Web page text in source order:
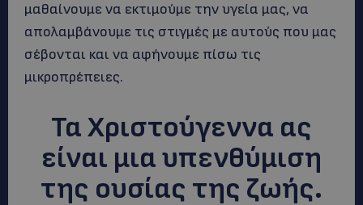
μαθαίνουμε να εκτιμούμε την υγεία μας, να
απολαμβάνουμε τις στιγμές με αυτούς που μας
σέβονται και να αφήνουμε πίσω τις
μικροπρέπειες.
Τα Χριστούγεννα ας
είναι μια υπενθύμιση
της ουσίας της ζωής.